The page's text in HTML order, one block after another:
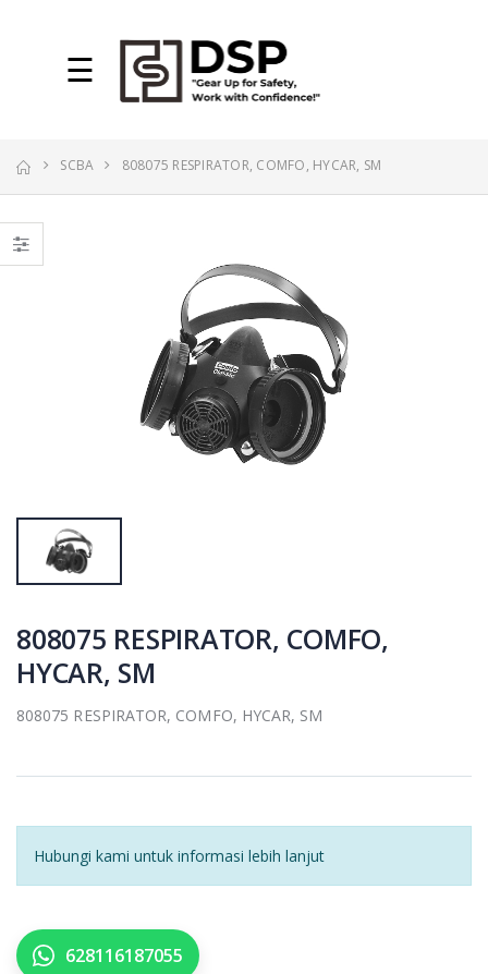
☰
SCBA 808075 RESPIRATOR, COMFO, HYCAR, SM
808075 RESPIRATOR, COMFO,
HYCAR, SM
808075 RESPIRATOR, COMFO, HYCAR, SM
Hubungi kami untuk informasi lebih lanjut
628116187055